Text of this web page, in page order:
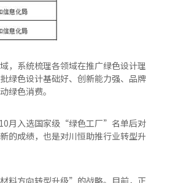
，系统梳理各领域在推广绿色设计理
绿色设计基础好、创新能力强、品牌
绿色消费。
月入选国家级“绿色工厂”名单后对
的成绩，也是对川恒助推行业转型升
料方向转型升级”的战略。目前，正